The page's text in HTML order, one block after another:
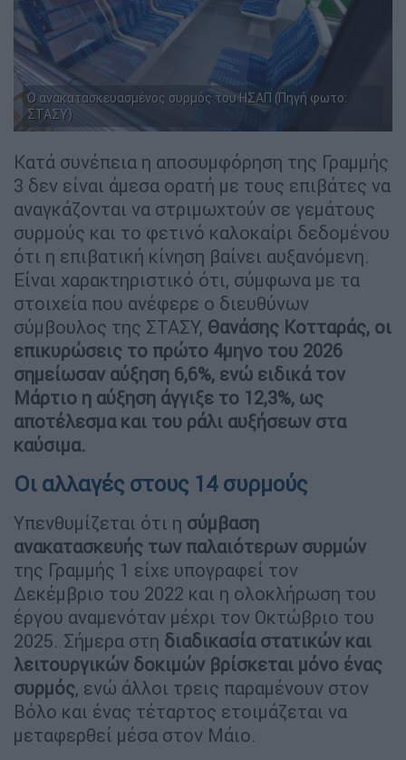
Ο ανακατασκευασμένος συρμός του ΗΣΑΠ (Πηγή φωτο:
ΣΤΑΣΥ)
Κατά συνέπεια η αποσυμφόρηση της Γραμμής
3 δεν είναι άμεσα ορατή με τους επιβάτες να
αναγκάζονται να στριμωχτούν σε γεμάτους
συρμούς και το φετινό καλοκαίρι δεδομένου
ότι η επιβατική κίνηση βαίνει αυξανόμενη.
Είναι χαρακτηριστικό ότι, σύμφωνα με τα
στοιχεία που ανέφερε ο διευθύνων
σύμβουλος της ΣΤΑΣΥ, Θανάσης Κοτταράς, οι
επικυρώσεις το πρώτο 4μηνο του 2026
σημείωσαν αύξηση 6,6%, ενώ ειδικά τον
Μάρτιο η αύξηση άγγιξε το 12,3%, ως
αποτέλεσμα και του ράλι αυξήσεων στα
καύσιμα.
Οι αλλαγές στους 14 συρμούς
Υπενθυμίζεται ότι η σύμβαση
ανακατασκευής των παλαιότερων συρμών
της Γραμμής 1 είχε υπογραφεί τον
Δεκέμβριο του 2022 και η ολοκλήρωση του
έργου αναμενόταν μέχρι τον Οκτώβριο του
2025. Σήμερα στη διαδικασία στατικών και
λειτουργικών δοκιμών βρίσκεται μόνο ένας
συρμός, ενώ άλλοι τρεις παραμένουν στον
Βόλο και ένας τέταρτος ετοιμάζεται να
μεταφερθεί μέσα στον Μάιο.